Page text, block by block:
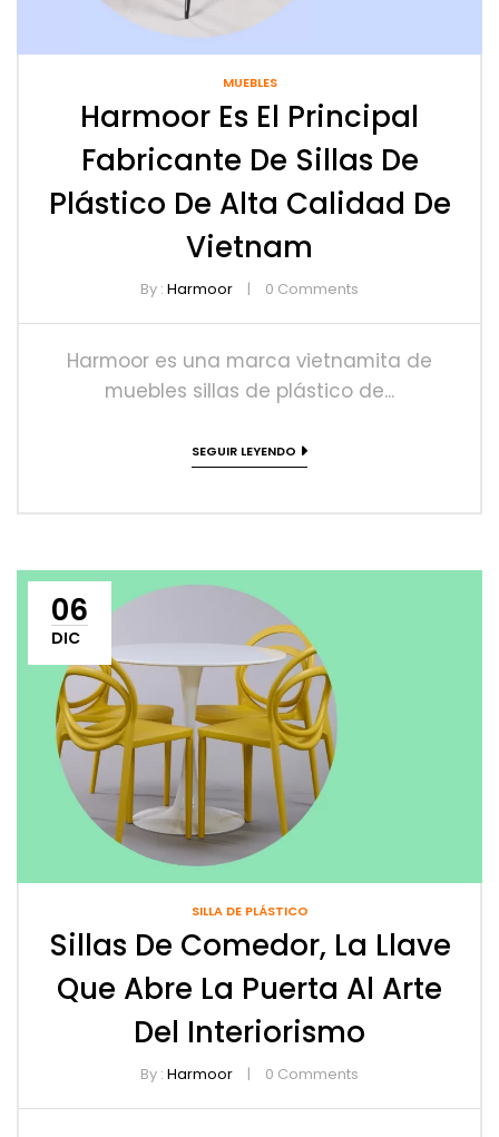
MUEBLES
Harmoor Es El Principal
Fabricante De Sillas De
Plástico De Alta Calidad De
Vietnam
By : Harmoor 0 Comments
Harmoor es una marca vietnamita de
muebles sillas de plástico de...
SEGUIR LEYENDO
06
DIC
SILLA DE PLÁSTICO
Sillas De Comedor, La Llave
Que Abre La Puerta Al Arte
Del Interiorismo
By : Harmoor 0 Comments